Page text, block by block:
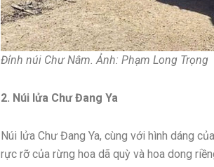
Đỉnh núi Chư Nâm. Ảnh: Phạm Long Trọng
2. Núi lửa Chư Đang Ya
Núi lửa Chư Đang Ya, cùng với hình dáng
rực rỡ của rừng hoa dã quỳ và hoa dong